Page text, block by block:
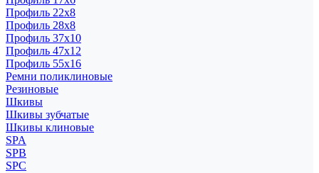
Профиль 22x8
Профиль 28x8
Профиль 37x10
Профиль 47x12
Профиль 55x16
Ремни поликлиновые
Резиновые
Шкивы
Шкивы зубчатые
Шкивы клиновые
SPA
SPB
SPC